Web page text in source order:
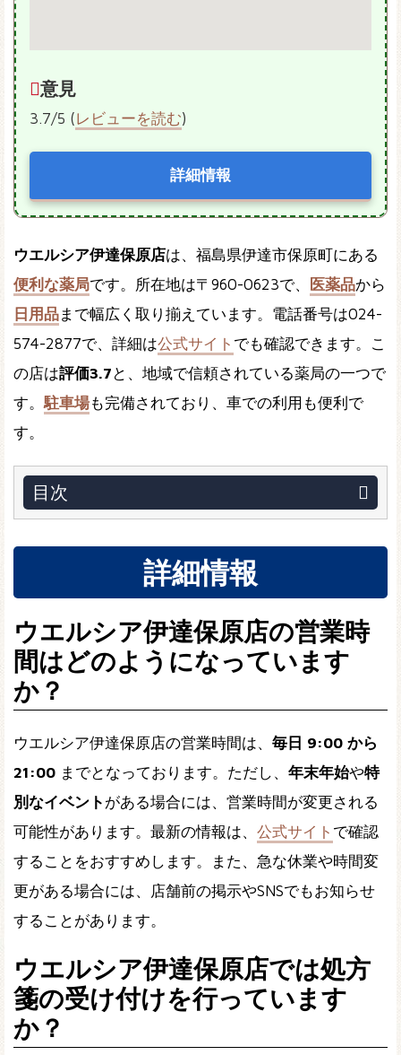
意見
3.7/5 (レビューを読む)
詳細情報
ウエルシア伊達保原店は、福島県伊達市保原町にある
便利な薬局です。所在地は〒960-0623で、 医薬品から
日用品まで幅広く取り揃えています。電話番号は024-
574-2877で、詳細は公式サイト でも確認できます。こ
の店は評価3.7 と、地域で信頼されている薬局の一つで
す。駐車場も完備されており、車での利用も便利で
す。
目次
詳細情報
ウエルシア伊達保原店の営業時
間はどのようになっています
か？
ウエルシア伊達保原店の営業時間は、 毎日 9:00 から
21:00 までとなっております。ただし、 年末年始や特
別なイベント がある場合には、営業時間が変更される
可能性があります。最新の情報は、 公式サイト で確認
することをおすすめします。また、急な休業や時間変
更がある場合には、店舗前の掲示やSNSでもお知らせ
することがあります。
ウエルシア伊達保原店では処方
箋の受け付けを行っています
か？